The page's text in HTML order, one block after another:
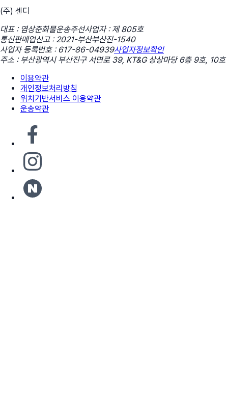
(주) 센디
대표 : 염상준화물운송주선사업자 : 제 805호
통신판매업신고 : 2021-부산부산진-1540
사업자 등록번호 : 617-86-04939사업자정보확인
주소 : 부산광역시 부산진구 서면로 39, KT&G 상상마당 6층 9호, 10호
이용약관
개인정보처리방침
위치기반서비스 이용약관
운송약관